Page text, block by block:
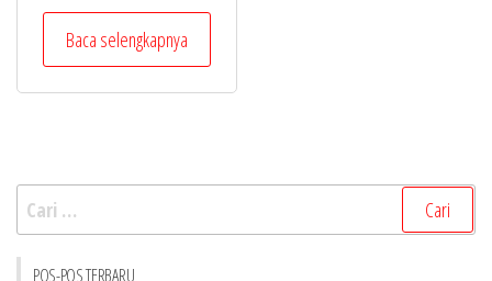
Baca selengkapnya
Cari
untuk:
POS-POS TERBARU